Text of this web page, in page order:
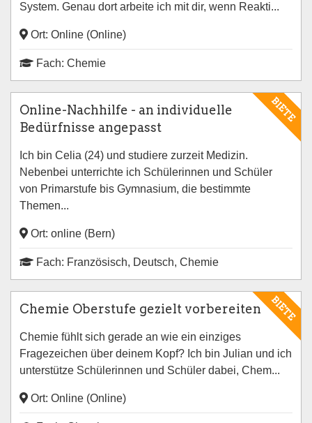
System. Genau dort arbeite ich mit dir, wenn Reakti...
Ort: Online (Online)
Fach: Chemie
BIETE
Online-Nachhilfe - an individuelle
Bedürfnisse angepasst
Ich bin Celia (24) und studiere zurzeit Medizin.
Nebenbei unterrichte ich Schülerinnen und Schüler
von Primarstufe bis Gymnasium, die bestimmte
Themen...
Ort: online (Bern)
Fach: Französisch, Deutsch, Chemie
BIETE
Chemie Oberstufe gezielt vorbereiten
Chemie fühlt sich gerade an wie ein einziges
Fragezeichen über deinem Kopf? Ich bin Julian und ich
unterstütze Schülerinnen und Schüler dabei, Chem...
Ort: Online (Online)